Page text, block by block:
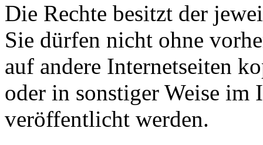
Die Rechte besitzt der
Sie dürfen nicht ohne
auf andere Internetseiten
oder in sonstiger Weise im
veröffentlicht werden.